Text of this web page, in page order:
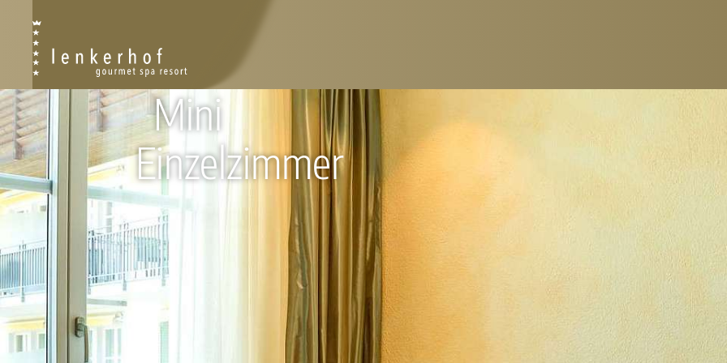
RESORT PLAN
PHILOSOPHIE
GESCHICHTE
NACHHALTIGKEIT
AWARDS
ZIMMER & SUITEN
GOURMET-
BAR & LOUNGE
CIGAR LOUNGE
WEINKELLER
Mini
Einzelzimmer